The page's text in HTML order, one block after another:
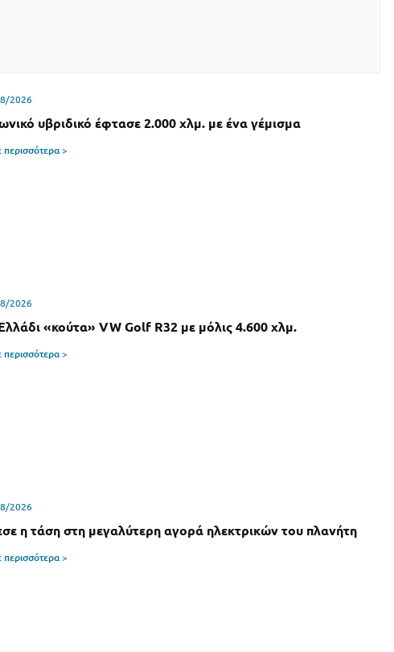
2026
υβριδικό έφτασε 2.000 χλμ. με ένα γέμισμα
περισσότερα >
2026
«κούτα» VW Golf R32 με μόλις 4.600 χλμ.
περισσότερα >
2026
η τάση στη μεγαλύτερη αγορά ηλεκτρικών του πλανήτη
περισσότερα >